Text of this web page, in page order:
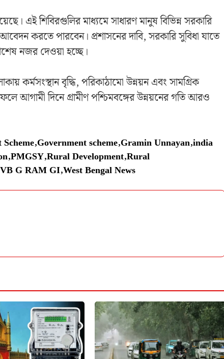
এই শিবিরগুলির মাধ্যমে সাধারণ মানুষ বিভিন্ন সরকারি
করতে পারবেন। প্রশাসনের দাবি, সরকারি সুবিধা যাতে
নজর দেওয়া হচ্ছে।
কর্মসংস্থান বৃদ্ধি, পরিকাঠামো উন্নয়ন এবং সামগ্রিক
আগামী দিনে গ্রামীণ পশ্চিমবঙ্গের উন্নয়নের গতি আরও
,Government scheme,Gramin Unnayan,india
,PMGSY,Rural Development,Rural
VB G RAM GI,West Bengal News